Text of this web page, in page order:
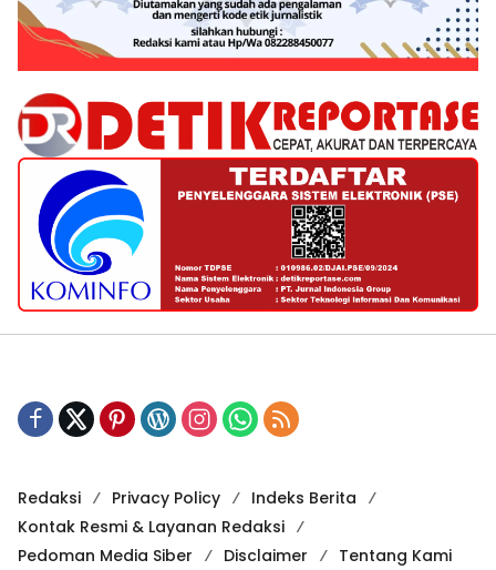
Redaksi Privacy Policy
Indeks Berita
Kontak Resmi & Layanan Redaksi
Pedoman Media Siber
Disclaimer Tentang Kami